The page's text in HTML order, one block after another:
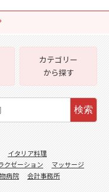
カテゴリー
から探す
検索
イタリア料理
クゼーション
マッサージ
病院
会計事務所